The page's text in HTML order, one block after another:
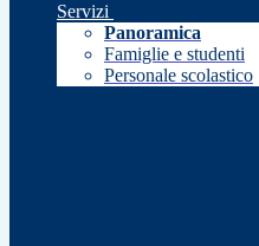
Servizi
Panoramica
Famiglie e studenti
Personale scolastico